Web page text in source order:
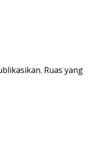
Ruas yang